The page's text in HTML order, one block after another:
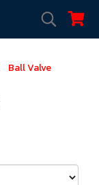
Ball Valve